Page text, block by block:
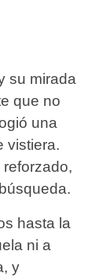
su mirada
que no
una
vistiera.
hasta la
ni a
y